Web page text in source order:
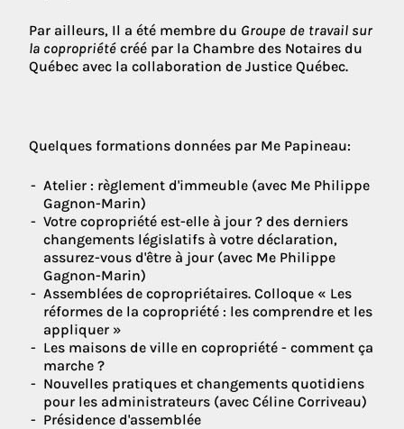
Par ailleurs, Il a été membre du Groupe de travail sur
la copropriété créé par la Chambre des Notaires du
Québec avec la collaboration de Justice Québec.
Quelques formations données par Me Papineau:
Atelier : règlement d'immeuble (avec Me Philippe
Gagnon-Marin)
Votre copropriété est-elle à jour ? des derniers
changements législatifs à votre déclaration,
assurez-vous d'être à jour (avec Me Philippe
Gagnon-Marin)
Assemblées de copropriétaires. Colloque « Les
réformes de la copropriété : les comprendre et les
appliquer »
Les maisons de ville en copropriété - comment ça
marche ?
Nouvelles pratiques et changements quotidiens
pour les administrateurs (avec Céline Corriveau)
Présidence d'assemblée